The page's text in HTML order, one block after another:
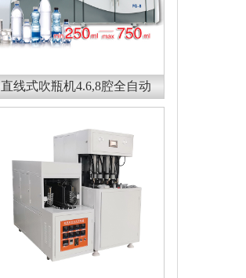
直线式吹瓶机4.6,8腔全自动